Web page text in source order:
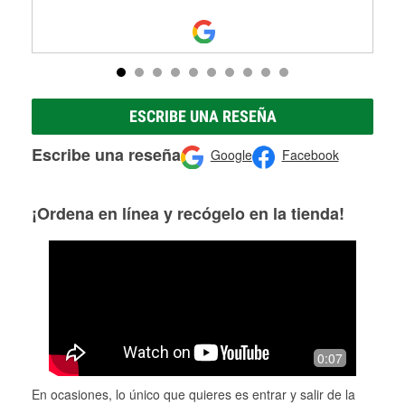
ESCRIBE UNA RESEÑA
Escribe una reseña Google Facebook
¡Ordena en línea y recógelo en la tienda!
0:07
En ocasiones, lo único que quieres es entrar y salir de la